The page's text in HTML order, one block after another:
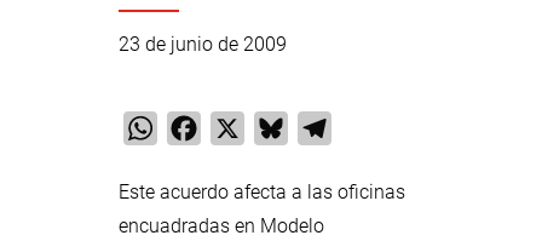
23 de junio de 2009
WhatsAppFacebook Bluesky
Este acuerdo afecta a las oficinas
encuadradas en Modelo